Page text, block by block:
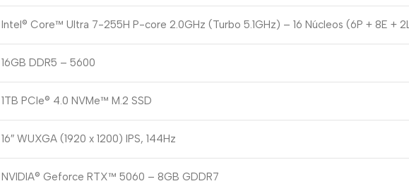
Intel® Core™ Ultra 7-255H P-core 2.0GHz (Turbo 5.1GHz) – 16 Núcleos (6P + 8E +
16GB DDR5 – 5600
1TB PCIe® 4.0 NVMe™ M.2 SSD
16″ WUXGA (1920 x 1200) IPS, 144Hz
NVIDIA® Geforce RTX™ 5060 – 8GB GDDR7